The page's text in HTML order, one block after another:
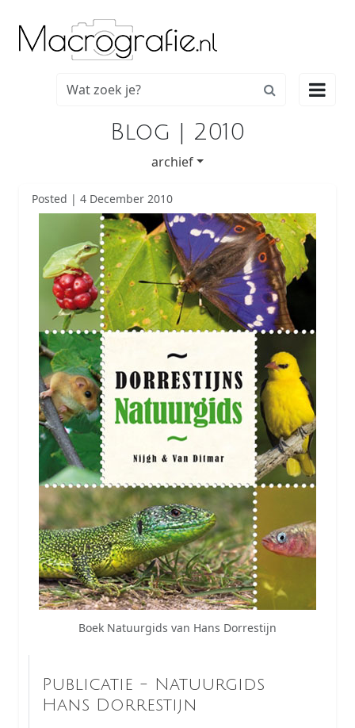

Blog | 2010
archief
Posted | 4 December 2010
Boek Natuurgids van Hans Dorrestijn
Publicatie - Natuurgids
Hans Dorrestijn